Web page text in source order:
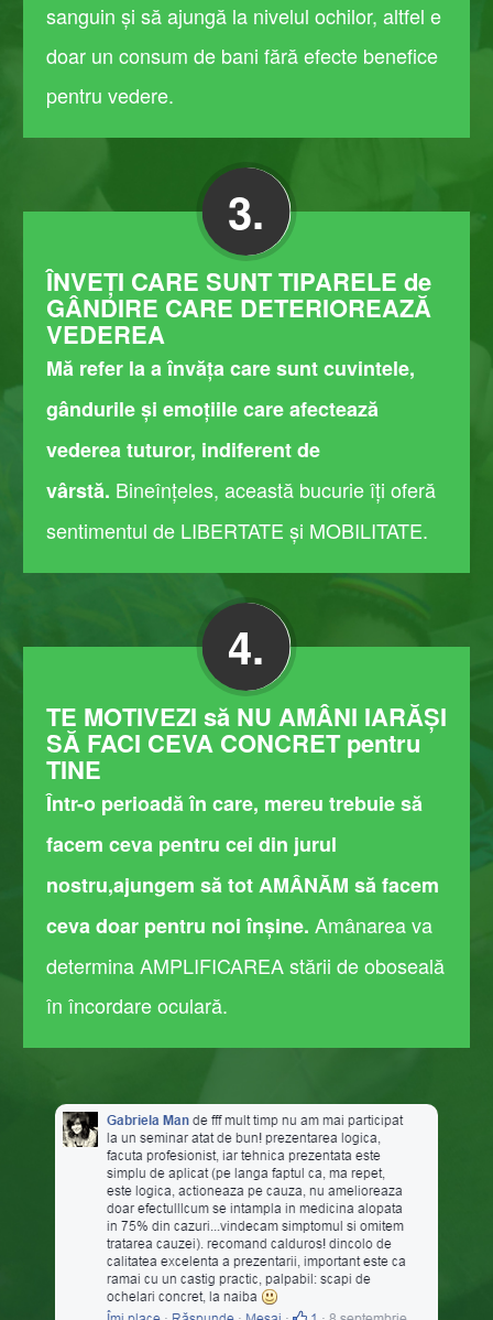
sanguin și să ajungă la nivelul ochilor, altfel e
doar un consum de bani fără efecte benefice
pentru vedere.
3.
ÎNVEȚI CARE SUNT TIPARELE de
GÂNDIRE CARE DETERIOREAZĂ
VEDEREA
Mă refer la a învăța care sunt cuvintele,
gândurile și emoțiile care afectează
vederea tuturor, indiferent de
vârstă. Bineînțeles, această bucurie îți oferă
sentimentul de LIBERTATE și MOBILITATE.
4.
TE MOTIVEZI să NU AMÂNI IARĂȘI
SĂ FACI CEVA CONCRET pentru
TINE
Într-o perioadă în care, mereu trebuie să
facem ceva pentru cei din jurul
nostru,ajungem să tot AMÂNĂM ​să facem
ceva doar pentru noi înșine. Amânarea va
determina AMPLIFICAREA stării de oboseală
în încordare oculară.